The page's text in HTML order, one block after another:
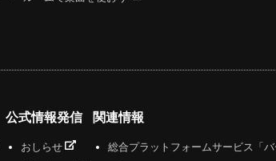
公式情報発信
おしらせ
関連情報
総合プラットフォームサービス「